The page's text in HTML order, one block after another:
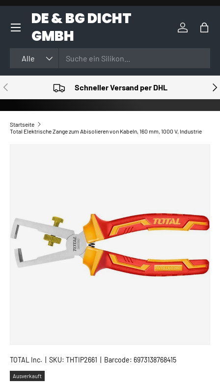
DIREKT ZUM INHALT
DE & BG DICHT
GMBH
Alle
Einloggen
VORHERIGE Schneller Versand per DHL
Startseite
Total Elektrische Zange zum Abisolieren von Kabeln, 160 mm, 1000 V, Industrie
TOTAL Inc. SKU: THTIP2661 Barcode: 6973138768415
Ausverkauft